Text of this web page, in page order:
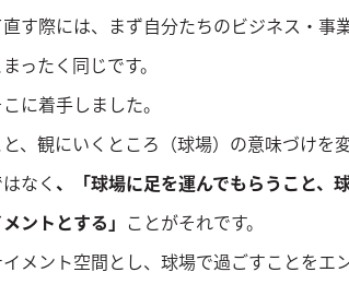
す際には、まず自分たちのビジネス・事
ったく同じです。
に着手しました。
と、観にいくところ（球場）の意味づけを
なく 、「球場に足を運んでもらうこと、
ントとする」 ことがそれです。
メント空間とし、球場で過ごすことをエ